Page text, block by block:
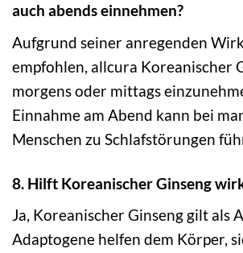
auch abends einnehmen?
Aufgrund seiner anregenden
empfohlen, allcura Koreanischer
morgens oder mittags
Einnahme am Abend kann bei
Menschen zu Schlafstörungen
8. Hilft Koreanischer Ginseng
Ja, Koreanischer Ginseng gilt als
Adaptogene helfen dem Körper,